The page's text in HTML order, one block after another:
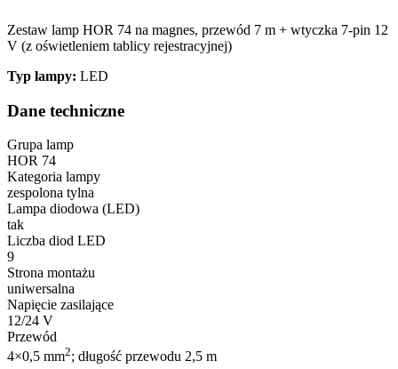
Zestaw lamp HOR 74 na magnes, przewód 7 m + wtyczka 7-pin 12
V (z oświetleniem tablicy rejestracyjnej)
Typ lampy: LED
Dane techniczne
Grupa lamp
HOR 74
Kategoria lampy
zespolona tylna
Lampa diodowa (LED)
tak
Liczba diod LED
9
Strona montażu
uniwersalna
Napięcie zasilające
12/24 V
Przewód
4×0,5 mm2; długość przewodu 2,5 m